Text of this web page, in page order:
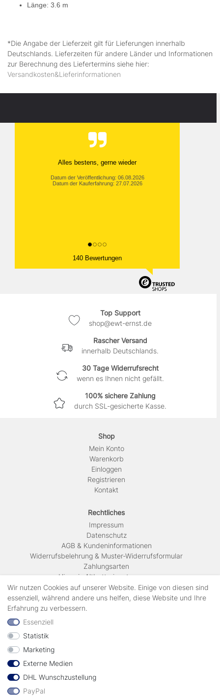
Länge: 3.6 m
*Die Angabe der Lieferzeit gilt für Lieferungen innerhalb
Deutschlands. Lieferzeiten für andere Länder und Informationen
zur Berechnung des Liefertermins siehe hier:
Versandkosten&Lieferinformationen
Alles bestens, gerne wieder
Datum der Veröffentlichung: 06.08.2026
Datum der Kauferfahrung: 27.07.2026
140 Bewertungen
Top Support
shop@ewt-ernst.de
Rascher Versand
innerhalb Deutschlands.
30 Tage Widerrufsrecht
wenn es Ihnen nicht gefällt.
100% sichere Zahlung
durch SSL-gesicherte Kasse.
Shop
Mein Konto
Warenkorb
Einloggen
Registrieren
Kontakt
Rechtliches
Impressum
Daten­schutz
AGB & Kundeninformationen
Widerrufsbelehrung & Muster-Widerrufsformular
Zahlungsarten
Hinweis Altbatterieentsorgung
Versandkosten & Lieferinformationen
Zahlungsarten
geprüft durch
Wir nutzen Cookies auf unserer Website. Einige von diesen sind
essenziell, während andere uns helfen, diese Website und Ihre
Erfahrung zu verbessern.
Essenziell
Statistik
Marketing
Externe Medien
DHL Wunschzustellung
PayPal